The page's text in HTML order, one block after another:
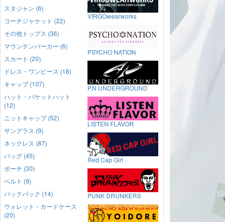
スタジャン (6)
コーチジャケット (22)
その他トップス (36)
マウンテンパーカー (6)
スカート (20)
ドレス・ワンピース (18)
キャップ (107)
ハット・バケットハット
(12)
ニットキャップ (52)
サングラス (9)
ネックレス (87)
バッグ (45)
ポーチ (30)
ベルト (9)
バックパック (14)
ウォレット・カードケース
(20)
VIRGOwearworks
PSYCHO NATION
P.N UNDERGROUND
LISTEN FLAVOR
Red Cap Girl
PUNK DRUNKERS